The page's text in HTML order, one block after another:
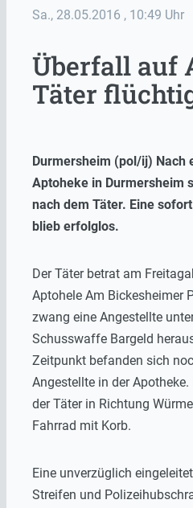
Sa., 28.05.2016 , 10:49 Uhr
Überfall auf
Täter
Durmersheim (pol/ij) Nach
Aptoheke in Durmersheim
nach dem Täter. Eine
blieb erfolglos.
Der Täter betrat am
Aptohele Am Bickesheimer
zwang eine Angestellte
Schusswaffe Bargeld
Zeitpunkt befanden sich
Angestellte in der
der Täter in Richtung
Fahrrad mit Korb.
Eine unverzüglich
Streifen und